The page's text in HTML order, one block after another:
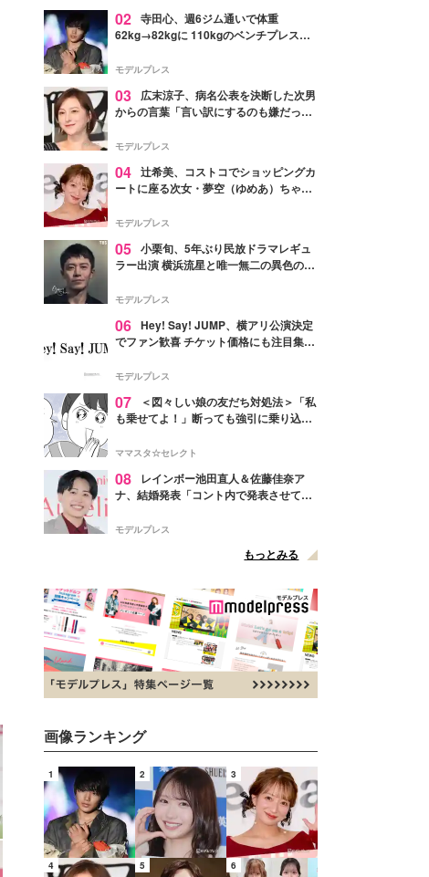
02 寺田心、週6ジム通いで体重
62kg→82kgに 110kgのベンチプレス持
「かっこいい」と反響
モデルプレス
03
広末涼子、病名公表を決断した次男
からの言葉「言い訳にするのも嫌だっ
モデルプレス
04 辻希美、コストコでショッピングカ
ートに座る次女・夢空（ゆめあ）ちゃん
ぎ」「成長を感じる」の声
モデルプレス
05 小栗旬、5年ぶり民放ドラマレギュ
ラー出演 横浜流星と唯一無二の異色のバ
モデルプレス
06 Hey! Say! JUMP、横アリ公演決定
でファン歓喜 チケット価格にも注目集ま
モデルプレス
07
＜図々しい娘の友だち対処法＞「私
も乗せてよ！」断っても強引に乗り込ん
ママスタ☆セレクト
08
レインボー池田直人＆佐藤佳奈ア
ナ、結婚発表「コント内で発表させてい
点変更のため
モデルプレス
もっとみる
画像ランキング
1 2 3
4 5 6